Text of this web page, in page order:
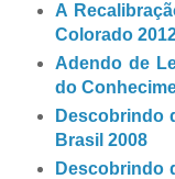
A
Colorado
Adendo de
do
Descobrindo
Brasil 2008
Descobrindo